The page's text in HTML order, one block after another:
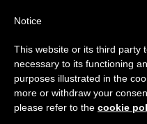
أيّام عالميّة,رسالة
Notice
This website or its third party
necessary to its functioning
purposes illustrated in the
more or withdraw your
please refer to the cookie